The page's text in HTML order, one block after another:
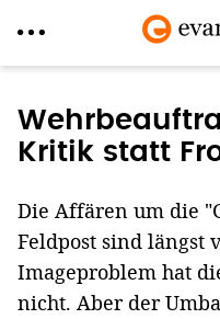
zum
Inhalt
Kritik statt
Die Affären um die
Feldpost sind längst
Imageproblem hat
nicht. Aber der